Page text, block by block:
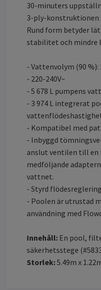
30-minuters
3-ply-konstruktionen
Rund form betyder
stabilitet och mindre
- Vattenvolym (90 %):
- 220-240V~
- 5 678 L pumpens
- 3 974 L integrerat
- Kompatibel med
- Inbyggd
anslut ventilen till en
medföljande
vattnet.
- Styrd
- Poolen är utrustad
användning med
Innehåll: En pool,
säkerhetsstege
Storlek:5.49m x